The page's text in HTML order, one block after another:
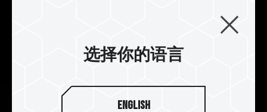
厚实金属两片式倾斜铝鳍片设计，呈现玄武岩与沙
滩的外型视觉，得到优异降温的散热效果，烙印 T-
FORCE logo 徽章，认证极致玩味。
选择你的语言
English